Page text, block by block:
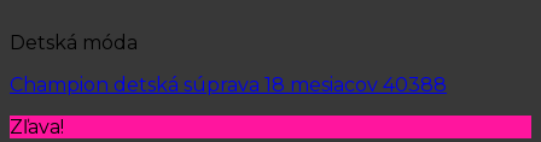
Detská móda
Champion detská súprava 18 mesiacov 40388
Zľava!